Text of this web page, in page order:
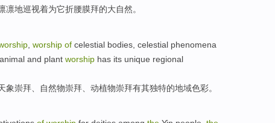
凛地巡视着为它折腰膜拜的大自然。
worship of celestial bodies, celestial phenomena
animal and plant worship has its unique regional
象崇拜、自然物崇拜、 动植物崇拜有其独特的地域色彩。